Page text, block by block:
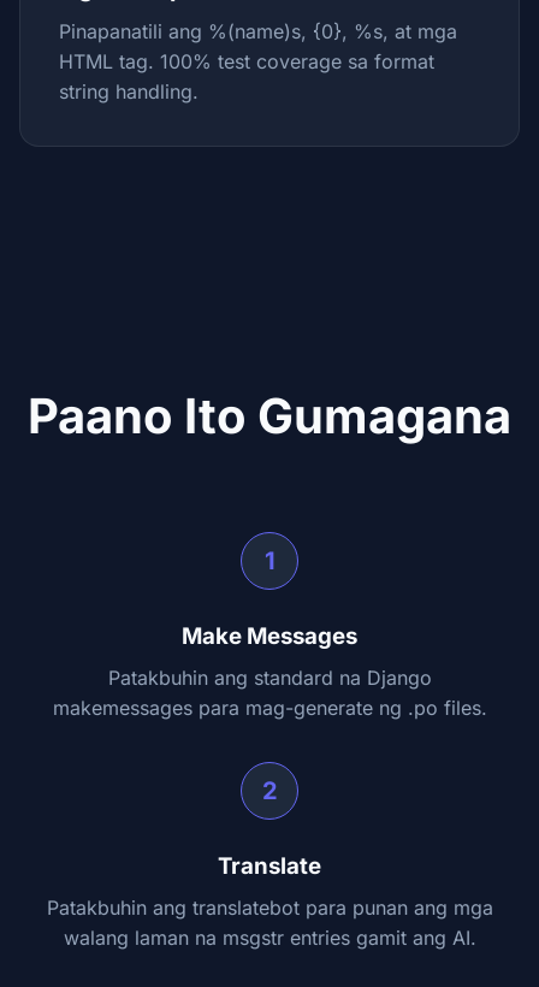
Pinapanatili ang %(name)s, {0}, %s, at mga
HTML tag. 100% test coverage sa format
string handling.
Paano Ito Gumagana
1
Make Messages
Patakbuhin ang standard na Django
makemessages para mag-generate ng .po files.
2
Translate
Patakbuhin ang translatebot para punan ang mga
walang laman na msgstr entries gamit ang AI.